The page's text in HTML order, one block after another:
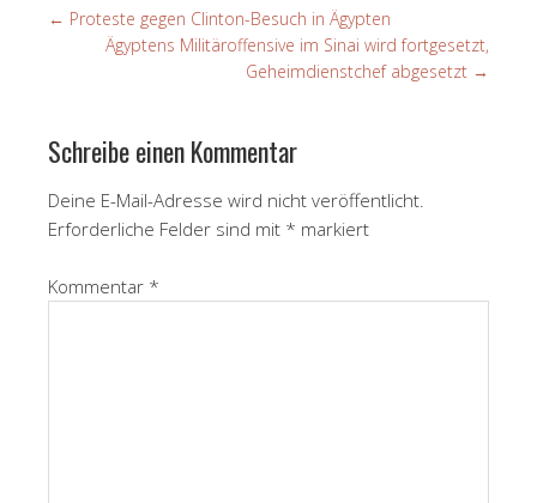
← Proteste gegen Clinton-Besuch in Ägypten
Ägyptens Militäroffensive im Sinai wird fortgesetzt,
Geheimdienstchef abgesetzt →
Schreibe einen Kommentar
Deine E-Mail-Adresse wird nicht veröffentlicht.
Erforderliche Felder sind mit * markiert
Kommentar *